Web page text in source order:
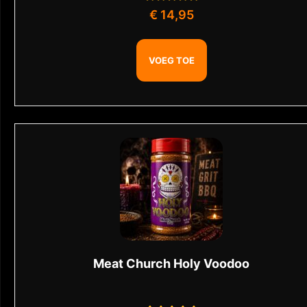
Gewaardeerd
5
€ 14,95
VOEG TOE
Meat Church Holy Voodoo